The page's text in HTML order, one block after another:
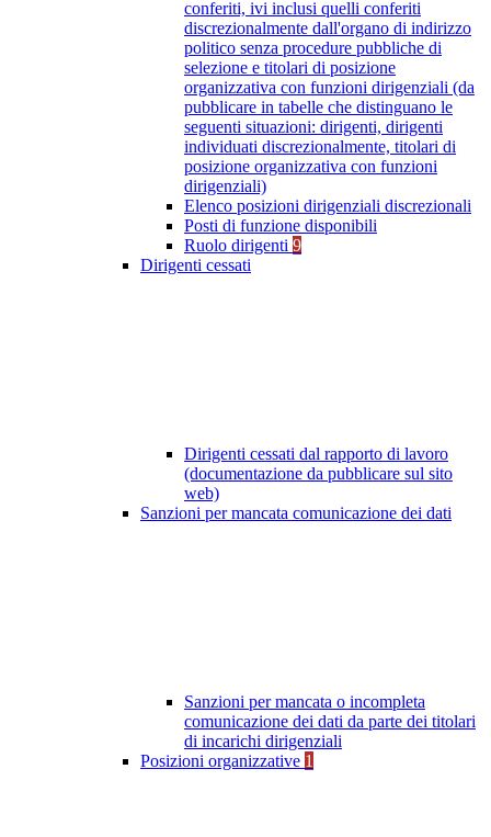
conferiti, ivi inclusi quelli conferiti
discrezionalmente dall'organo di indirizzo
politico senza procedure pubbliche di
selezione e titolari di posizione
organizzativa con funzioni dirigenziali (da
pubblicare in tabelle che distinguano le
seguenti situazioni: dirigenti, dirigenti
individuati discrezionalmente, titolari di
posizione organizzativa con funzioni
dirigenziali)
Elenco posizioni dirigenziali discrezionali
Posti di funzione disponibili
Ruolo dirigenti 9
Dirigenti cessati
Dirigenti cessati dal rapporto di lavoro
(documentazione da pubblicare sul sito
web)
Sanzioni per mancata comunicazione dei dati
Sanzioni per mancata o incompleta
comunicazione dei dati da parte dei titolari
di incarichi dirigenziali
Posizioni organizzative 1